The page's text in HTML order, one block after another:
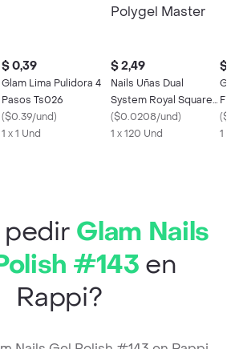
$ 0,39
Glam Lima Pulidora 4
Pasos Ts026
($0.39/und)
1 x 1 Und
$ 2,49
Nails Uñas Dual
System Royal Square
Polygel Master
($0.0208/und)
1 x 120 Und
$
(
1 x
Glam Nails
#143 en
Rappi?